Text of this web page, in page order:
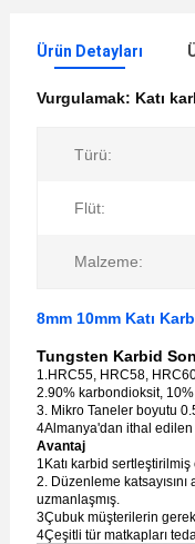
Ürün Detayları
Vurgulamak: Katı
Türü:
Flüt:
Malzeme:
8mm 10mm Katı
Tungsten Karbid
1.HRC55, HRC58,
2.90% karbondioksit,
3. Mikro Taneler boyutu
4Almanya'dan ithal
Avantaj
1Katı karbid
2. Düzenleme
uzmanlaşmış.
3Çubuk müşterilerin
4Çeşitli tür matkapları